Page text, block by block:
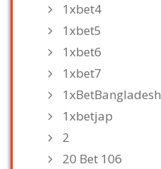
1xbet4
1xbet5
1xbet6
1xbet7
1xBetBangladesh
1xbetjap
2
20 Bet 106